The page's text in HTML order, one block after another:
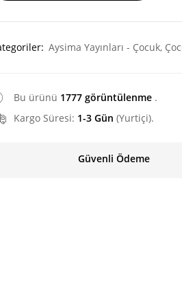
Aysima Yayınları - Çocuk,
Bu ürünü 1777 görüntülenme .
Kargo Süresi: 1-3 Gün (Yurtiçi).
Güvenli Ödeme
GÜL